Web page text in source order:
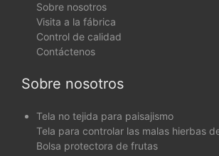
Sobre nosotros
Visita a la fábrica
Control de calidad
Contáctenos
Sobre nosotros
Tela no tejida para paisajismo
Tela para controlar las malas hierbas
Bolsa protectora de frutas